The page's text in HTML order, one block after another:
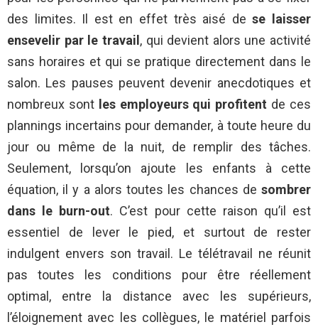
des limites. Il est en effet très aisé dese laisser
ensevelir par le travail , qui devient alors une activité
sans horaires et qui se pratique directement dans le
salon. Les pauses peuvent devenir anecdotiques et
nombreux sont les employeurs qui profitent de ces
plannings incertains pour demander, à toute heure du
jour ou même de la nuit, de remplir des tâches.
Seulement, lorsqu’on ajoute les enfants à cette
équation, il y a alors toutes les chances de sombrer
dans le burn-out. C’est pour cette raison qu’il est
essentiel de lever le pied, et surtout de rester
indulgent envers son travail. Le télétravail ne réunit
pas toutes les conditions pour être réellement
optimal, entre la distance avec les supérieurs,
l’éloignement avec les collègues, le matériel parfois